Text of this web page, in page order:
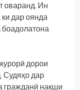
оваранд. Ин
дар оянда
боадолатона
дорои
Судяҳо дар
гражданӣ нақши